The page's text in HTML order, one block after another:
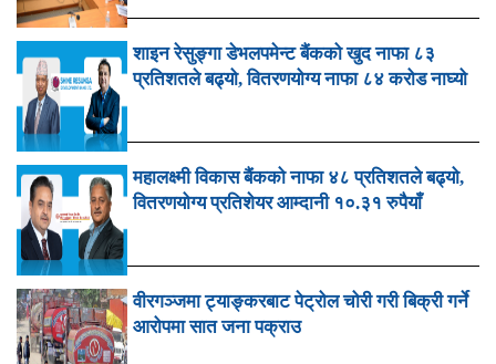
शाइन रेसुङ्गा डेभलपमेन्ट बैंकको खुद नाफा ८३
प्रतिशतले बढ्यो, वितरणयोग्य नाफा ८४ करोड नाघ्यो
महालक्ष्मी विकास बैंकको नाफा ४८ प्रतिशतले बढ्यो,
वितरणयोग्य प्रतिशेयर आम्दानी १०.३१ रुपैयाँ
वीरगञ्जमा ट्याङ्करबाट पेट्रोल चोरी गरी बिक्री गर्ने
आरोपमा सात जना पक्राउ